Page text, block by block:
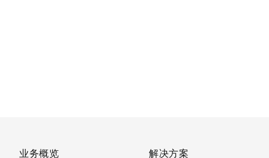
业务概览
解决方案